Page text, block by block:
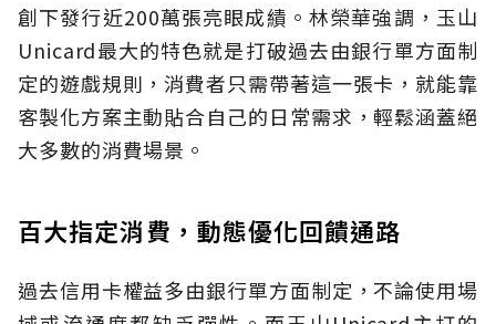
創下發行近200萬張亮眼成績。林榮華強調，玉山
Unicard最大的特色就是打破過去由銀行單方面制
定的遊戲規則，消費者只需帶著這一張卡，就能靠
客製化方案主動貼合自己的日常需求，輕鬆涵蓋絕
大多數的消費場景。
百大指定消費，動態優化回饋通路
過去信用卡權益多由銀行單方面制定，不論使用場